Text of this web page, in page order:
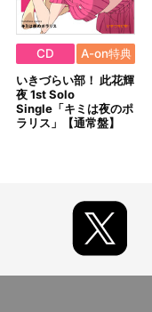
CD
A-on特典
いきづらい部！ 此花輝
夜 1st Solo
Single「キミは夜のポ
ラリス」【通常盤】